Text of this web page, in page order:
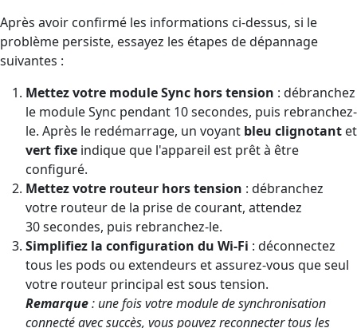
Après avoir confirmé les informations ci-dessus, si le
problème persiste, essayez les étapes de dépannage
suivantes :
Mettez votre module Sync hors tension : débranchez
le module Sync pendant 10 secondes, puis rebranchez-
le. Après le redémarrage, un voyant bleu clignotant et
vert fixe indique que l'appareil est prêt à être
configuré.
Mettez votre routeur hors tension : débranchez
votre routeur de la prise de courant, attendez
30 secondes, puis rebranchez-le.
Simplifiez la configuration du Wi-Fi : déconnectez
tous les pods ou extendeurs et assurez-vous que seul
votre routeur principal est sous tension.
Remarque: une fois votre module de synchronisation
connecté avec succès, vous pouvez reconnecter tous les